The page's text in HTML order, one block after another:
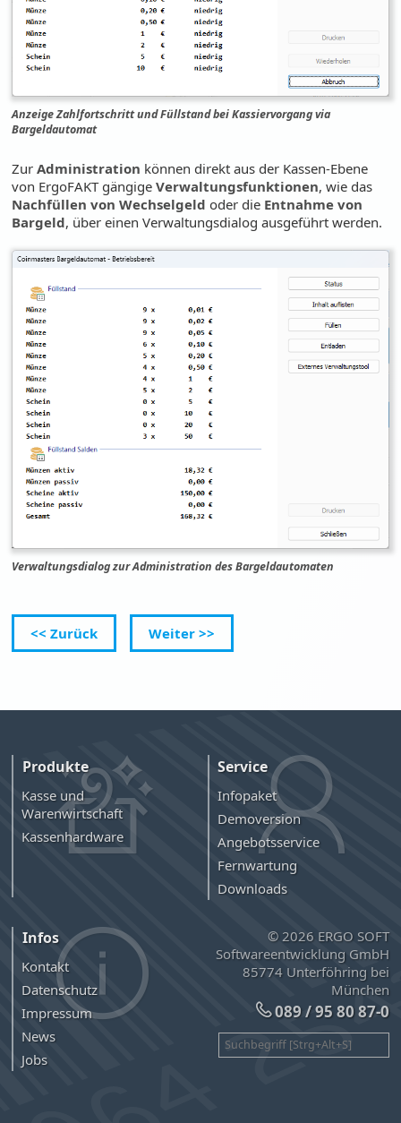
Anzeige Zahlfortschritt und Füllstand bei Kassiervorgang via
Bargeldautomat
ZurAdministration können direkt aus der Kassen-Ebene
von ErgoFAKT gängigeVerwaltungsfunktionen, wie das
Nachfüllen von Wechselgeld oder die Entnahme von
Bargeld, über einen Verwaltungsdialog ausgeführt werden.
Verwaltungsdialog zur Administration des Bargeldautomaten
<< Zurück Weiter >>
Produkte
Kasse und
Warenwirtschaft
Kassenhardware
Service
Infopaket
Demoversion
Angebotsservice
Fernwartung
Downloads
Infos
Kontakt
Datenschutz
Impressum
News
Jobs
© 2026 ERGO SOFT
Softwareentwicklung GmbH
85774 Unterföhring bei
München
089 / 95 80 87-0